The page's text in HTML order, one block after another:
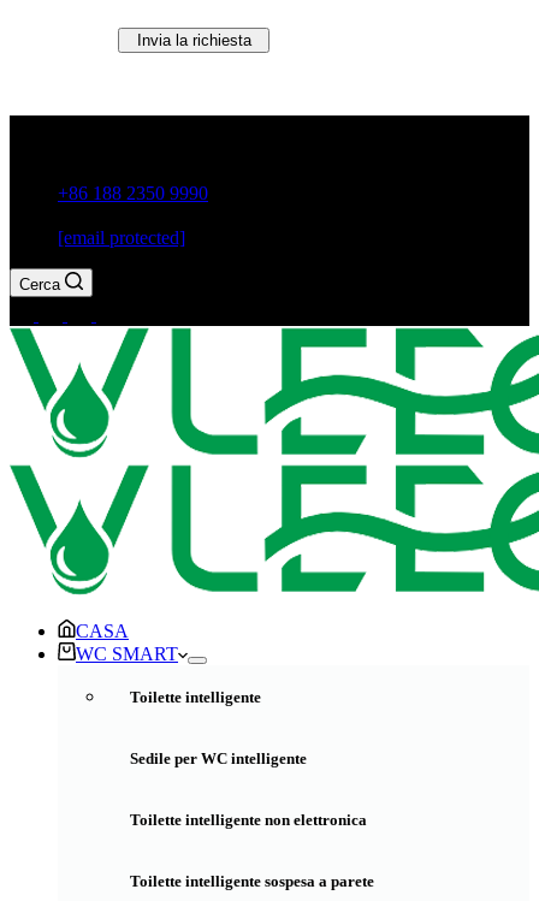
Invia la richiesta
+86 188 2350 9990
[email protected]
Cerca
CASA
WC SMART
Toilette intelligente
Sedile per WC intelligente
Toilette intelligente non elettronica
Toilette intelligente sospesa a parete